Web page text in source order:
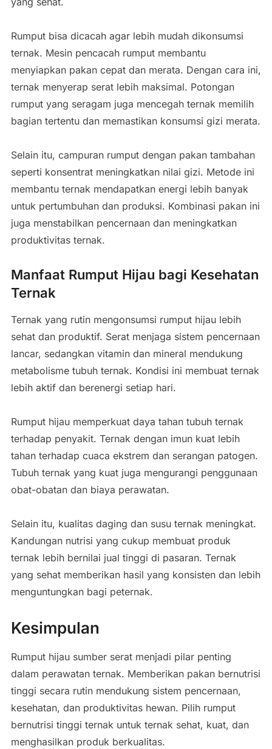
Rumput bisa dicacah agar lebih mudah dikonsumsi
ternak. Mesin pencacah rumput membantu
menyiapkan pakan cepat dan merata. Dengan cara ini,
ternak menyerap serat lebih maksimal. Potongan
rumput yang seragam juga mencegah ternak memilih
bagian tertentu dan memastikan konsumsi gizi merata.
Selain itu, campuran rumput dengan pakan tambahan
seperti konsentrat meningkatkan nilai gizi. Metode ini
membantu ternak mendapatkan energi lebih banyak
untuk pertumbuhan dan produksi. Kombinasi pakan ini
juga menstabilkan pencernaan dan meningkatkan
produktivitas ternak.
Manfaat Rumput Hijau bagi Kesehatan
Ternak
Ternak yang rutin mengonsumsi rumput hijau lebih
sehat dan produktif. Serat menjaga sistem pencernaan
lancar, sedangkan vitamin dan mineral mendukung
metabolisme tubuh ternak. Kondisi ini membuat ternak
lebih aktif dan berenergi setiap hari.
Rumput hijau memperkuat daya tahan tubuh ternak
terhadap penyakit. Ternak dengan imun kuat lebih
tahan terhadap cuaca ekstrem dan serangan patogen.
Tubuh ternak yang kuat juga mengurangi penggunaan
obat-obatan dan biaya perawatan.
Selain itu, kualitas daging dan susu ternak meningkat.
Kandungan nutrisi yang cukup membuat produk
ternak lebih bernilai jual tinggi di pasaran. Ternak
yang sehat memberikan hasil yang konsisten dan lebih
menguntungkan bagi peternak.
Kesimpulan
Rumput hijau sumber serat menjadi pilar penting
dalam perawatan ternak. Memberikan pakan bernutrisi
tinggi secara rutin mendukung sistem pencernaan,
kesehatan, dan produktivitas hewan. Pilih rumput
bernutrisi tinggi ternak untuk ternak sehat, kuat, dan
menghasilkan produk berkualitas.